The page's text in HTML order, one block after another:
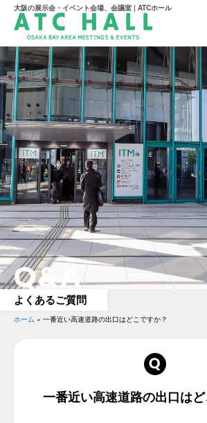
大阪の展示会・イベント会場、会議室 | ATCホール
Q&A
よくあるご質問
ホーム » 一番近い高速道路の出口はどこですか？
一番近い高速道路の出口は